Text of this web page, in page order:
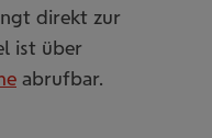
direkt zur
ist über
abrufbar.